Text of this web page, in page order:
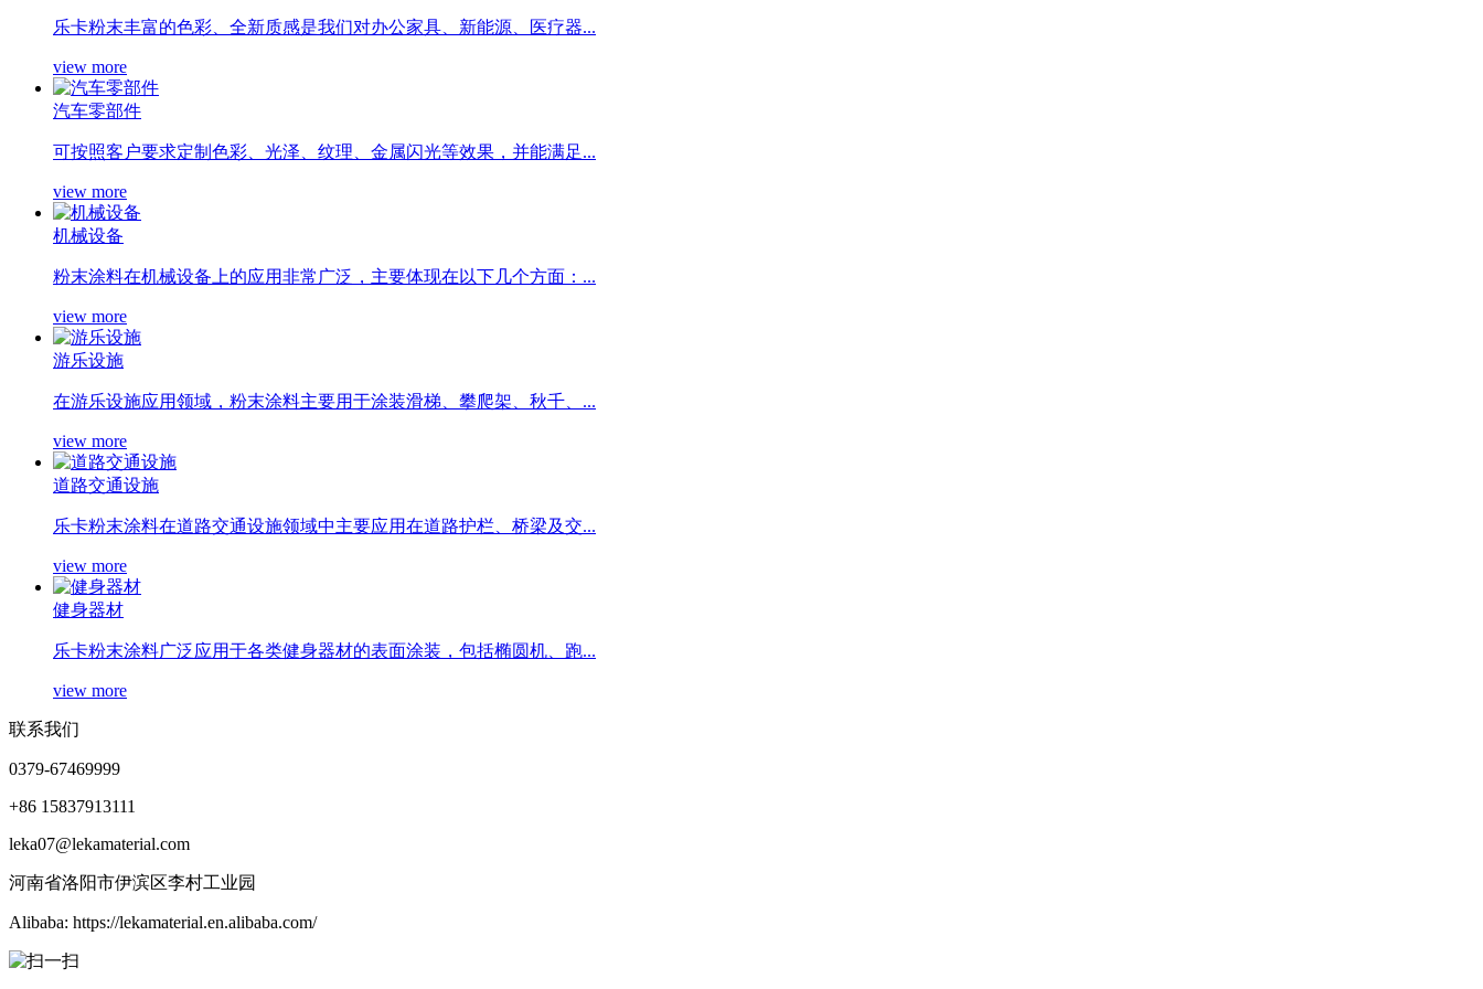
乐卡粉末丰富的色彩、全新质感是我们对办公家具、新能源、医疗器...
view more
汽车零部件
可按照客户要求定制色彩、光泽、纹理、金属闪光等效果，并能满足...
view more
机械设备
粉末涂料在机械设备上的应用非常广泛，主要体现在以下几个方面：...
view more
游乐设施
在游乐设施应用领域，粉末涂料主要用于涂装滑梯、攀爬架、秋千、...
view more
道路交通设施
乐卡粉末涂料在道路交通设施领域中主要应用在道路护栏、桥梁及交...
view more
健身器材
乐卡粉末涂料广泛应用于各类健身器材的表面涂装，包括椭圆机、跑...
view more
联系我们
0379-67469999
+86 15837913111
leka07@lekamaterial.com
河南省洛阳市伊滨区李村工业园
Alibaba: https://lekamaterial.en.alibaba.com/